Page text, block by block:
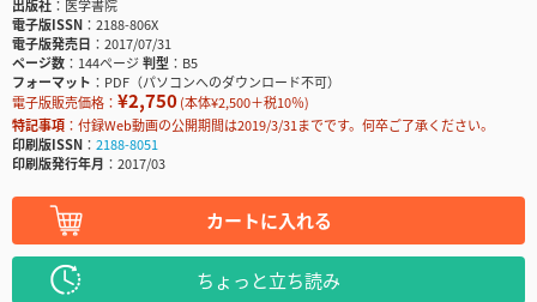
出版社
医学書院
電子版ISSN
2188-806X
電子版発売日
2017/07/31
ページ数
144ページ判型
B5
フォーマット
PDF（パソコンへのダウンロード不可）
電子版販売価格： ¥2,750(本体¥2,500＋税10％)
特記事項
付録Web動画の公開期間は2019/3/31までです。何卒ご了承ください。
印刷版ISSN
2188-8051
印刷版発行年月
2017/03
カートに入れる
ちょっと立ち読み